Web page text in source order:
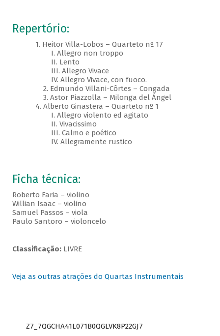
Repertório:
1. Heitor Villa-Lobos – Quarteto nº 17
I. Allegro non troppo
II. Lento
III. Allegro Vivace
IV. Allegro Vivace, con fuoco.
2. Edmundo Villani-Côrtes – Congada
3. Astor Piazzolla – Milonga del Ángel
4. Alberto Ginastera – Quarteto nº 1
I. Allegro violento ed agitato
II. Vivacissimo
III. Calmo e poético
IV. Allegramente rustico
Ficha técnica:
Roberto Faria – violino
Willian Isaac – violino
Samuel Passos – viola
Paulo Santoro – violoncelo
Classificação:LIVRE
Veja as outras atrações do Quartas Instrumentais
Z7_7QGCHA41L071B0QGLVK8P22GJ7